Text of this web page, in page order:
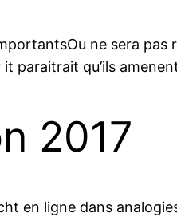
ne sera
paraitrait qu’ils
2017
ligne dans